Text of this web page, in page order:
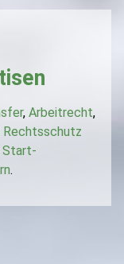
, Arbeitrecht,
Rechtsschutz
Start-
.